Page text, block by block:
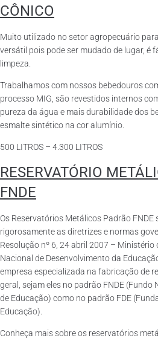
CÔNICO
Muito utilizado no setor agropecuário
versátil pois pode ser mudado de lugar, é
limpeza.
Trabalhamos com nossos bebedouros
processo MIG, são revestidos internos
pureza da água e mais durabilidade dos
esmalte sintético na cor alumínio.
500 LITROS – 4.300 LITROS
RESERVATÓRIO
FNDE
Os Reservatórios Metálicos Padrão
rigorosamente as diretrizes e normas
Resolução nº 6, 24 abril 2007 –
Nacional de Desenvolvimento da
empresa especializada na fabricação de
geral, sejam eles no padrão FNDE (Fundo
de Educação) como no padrão FDE
Educação).
Conheça mais sobre os reservatórios